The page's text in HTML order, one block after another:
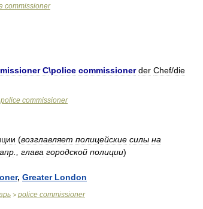
commissioner
C\police commissioner der Chef/die
police commissioner
(возглавляет полицейские силы на
глава городской полиции)
, Greater London
> police commissioner